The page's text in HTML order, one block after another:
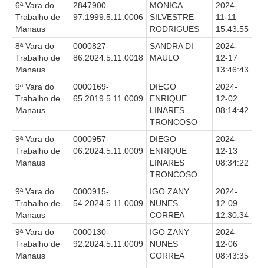
Calendário das Correições
Calendário de Suspensão
Calendário da Justiça Itinerante
Certidões
Concursos
Contas abertas em nome dos beneficiários
Diários Eletrônicos
e-Doc
Espaço do Servidor
Leilão Público
Mapa do site
META 9 do CNJ
Pauta Digital
6ª Vara do
Trabalho de
Manaus
2847900-
97.1999.5.11.0006
MONICA
SILVESTRE
RODRIGUES
2024-
11-11
15:43:55
8ª Vara do
Trabalho de
Manaus
0000827-
86.2024.5.11.0018
SANDRA DI
MAULO
2024-
12-17
13:46:43
9ª Vara do
Trabalho de
Manaus
0000169-
65.2019.5.11.0009
DIEGO
ENRIQUE
LINARES
TRONCOSO
2024-
12-02
08:14:42
9ª Vara do
Trabalho de
Manaus
0000957-
06.2024.5.11.0009
DIEGO
ENRIQUE
LINARES
TRONCOSO
2024-
12-13
08:34:22
9ª Vara do
Trabalho de
Manaus
0000915-
54.2024.5.11.0009
IGO ZANY
NUNES
CORREA
2024-
12-09
12:30:34
9ª Vara do
Trabalho de
Manaus
0000130-
92.2024.5.11.0009
IGO ZANY
NUNES
CORREA
2024-
12-06
08:43:35